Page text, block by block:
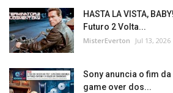
HASTA LA VISTA,
Futuro 2 Volta...
MisterEverton Jul 13, 2026
Sony anuncia o fim
game over dos...